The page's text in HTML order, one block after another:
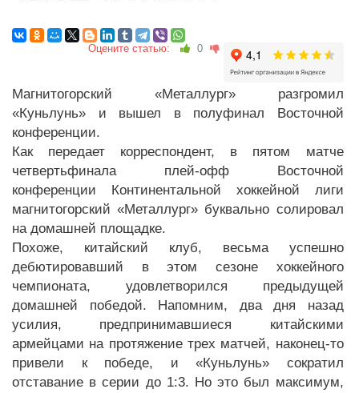
Оцените статью: 0
Магнитогорский «Металлург» разгромил
«Куньлунь» и вышел в полуфинал Восточной
конференции.
Как передает корреспондент, в пятом матче
четвертьфинала плей-офф Восточной
конференции Континентальной хоккейной лиги
магнитогорский «Металлург» буквально солировал
на домашней площадке.
Похоже, китайский клуб, весьма успешно
дебютировавший в этом сезоне хоккейного
чемпионата, удовлетворился предыдущей
домашней победой. Напомним, два дня назад
усилия, предпринимавшиеся китайскими
армейцами на протяжение трех матчей, наконец-то
привели к победе, и «Куньлунь» сократил
отставание в серии до 1:3. Но это был максимум,